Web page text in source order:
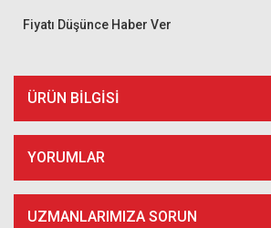
Fiyatı Düşünce Haber Ver
ÜRÜN BILGISI
YORUMLAR
UZMANLARIMIZA SORUN